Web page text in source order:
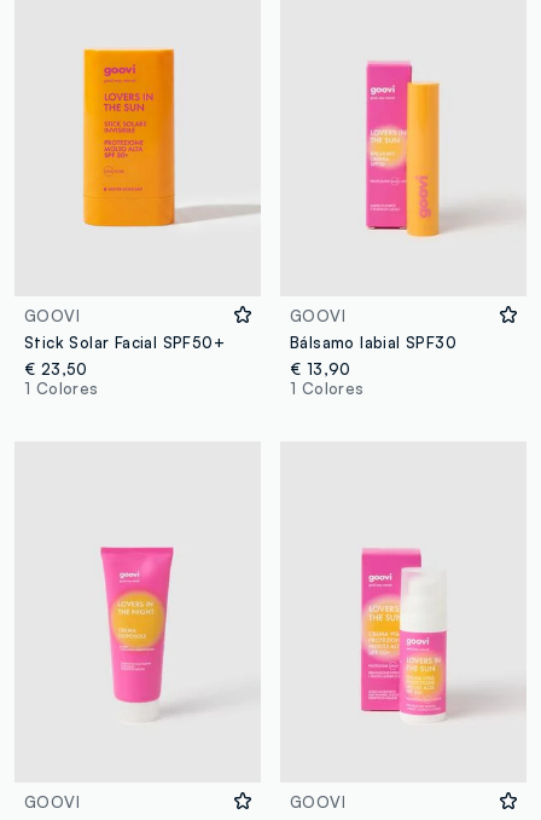
GOOVI
Stick Solar Facial SPF50+
€ 23,50
1 Colores
GOOVI
Bálsamo labial SPF30
€ 13,90
1 Colores
GOOVI
GOOVI